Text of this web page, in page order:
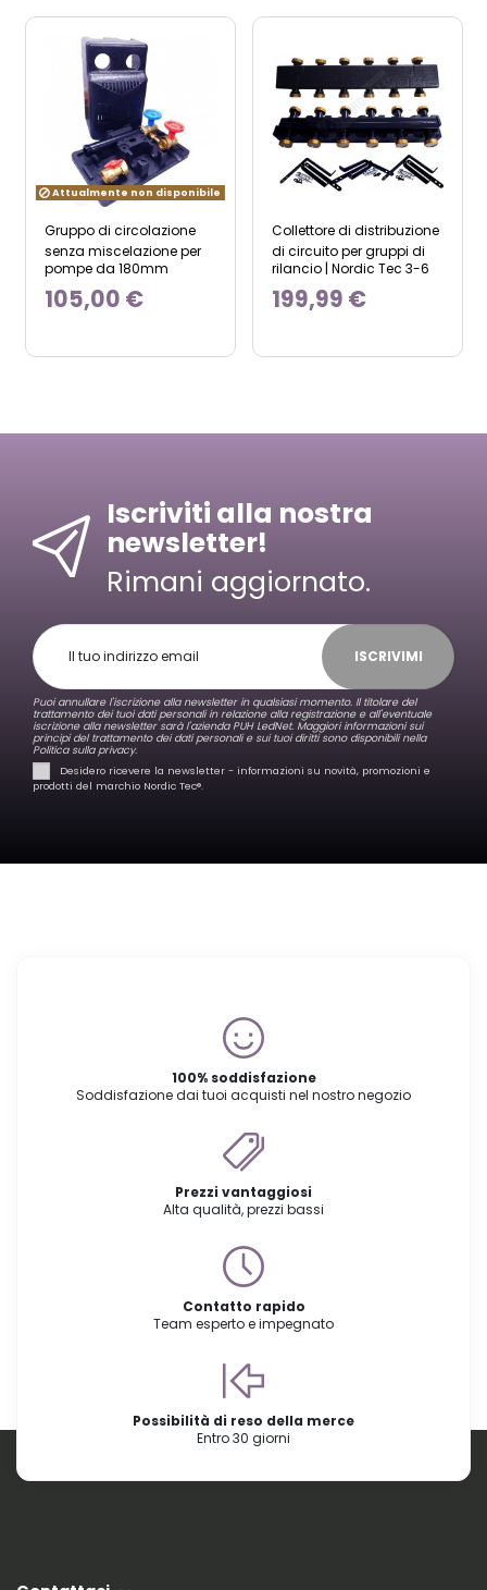
Attualmente non disponibile
Gruppo di circolazione
senza miscelazione per
pompe da 180mm
105,00 €
Collettore di distribuzione
di circuito per gruppi di
rilancio | Nordic Tec 3-6
199,99 €
Iscriviti alla nostra
newsletter!
Rimani aggiornato.
ISCRIVIMI
Puoi annullare l'iscrizione alla newsletter in qualsiasi momento. Il titolare del
trattamento dei tuoi dati personali in relazione alla registrazione e all'eventuale
iscrizione alla newsletter sarà l'azienda PUH LedNet. Maggiori informazioni sui
principi del trattamento dei dati personali e sui tuoi diritti sono disponibili nella
Politica sulla privacy.
Desidero ricevere la newsletter - informazioni su novità, promozioni e
prodotti del marchio Nordic Tec®️.
100% soddisfazione
Soddisfazione dai tuoi acquisti nel nostro negozio
Prezzi vantaggiosi
Alta qualità, prezzi bassi
Contatto rapido
Team esperto e impegnato
Possibilità di reso della merce
Entro 30 giorni